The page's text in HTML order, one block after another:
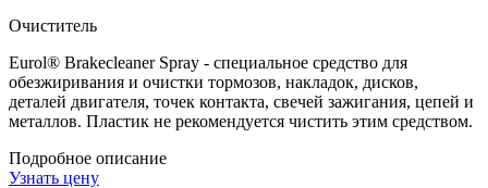
Очиститель
Eurol® Brakecleaner Spray - специальное средство для
обезжиривания и очистки тормозов, накладок, дисков,
деталей двигателя, точек контакта, свечей зажигания, цепей и
металлов. Пластик не рекомендуется чистить этим средством.
Подробное описание
Узнать цену